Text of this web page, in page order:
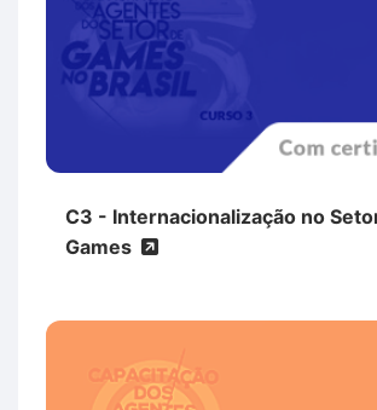
C3 - Internacionalização no
Games